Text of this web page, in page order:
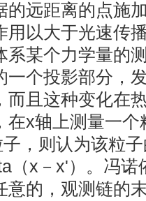
的远距离的点施
用以大于光速传
系某个力学量的
一个投影部分，
而且这种变化在
在x轴上测量一
，则认为该粒
（x－x'）。冯诺
意的，观测链的